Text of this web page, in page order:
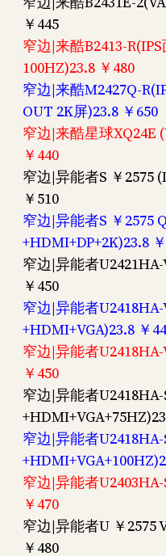
￥445
窄边|来酷B2413-
100HZ)23.8 ￥480
窄边|来酷M2427Q-
OUT 2K屏)23.8 ￥650
窄边|来酷星球XQ24E
￥440
窄边|异能者S ￥2575
￥510
窄边|异能者S ￥2575
+HDMI+DP+2K)23.8
窄边|异能者
￥450
窄边|异能者
+HDMI+VGA)23.8 ￥
窄边|异能者
￥450
窄边|异能者
窄边|异能者
窄边|异能者
￥470
窄边|异能者U ￥2575
￥480